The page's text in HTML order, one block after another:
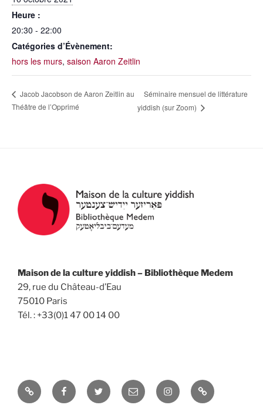
Heure :
20:30 - 22:00
Catégories d’Évènement:
hors les murs, saison Aaron Zeitlin
Jacob Jacobson de Aaron Zeitlin au
Théâtre de l’Opprimé
Séminaire mensuel de littérature
yiddish (sur Zoom)
Maison de la culture yiddish – Bibliothèque Medem
29, rue du Château-d’Eau
75010 Paris
Tél. : +33(0)1 47 00 14 00
Yelp FacebookTwitter Email InstagramUniversité
d’été